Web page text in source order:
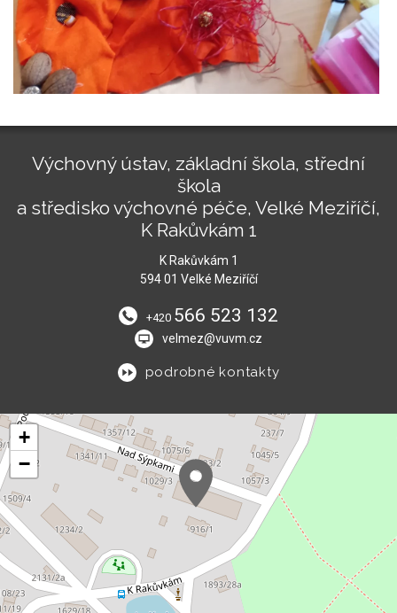
Výchovný ústav, základní škola, střední
škola
a středisko výchovné péče, Velké Meziříčí,
K Rakůvkám 1
K Rakůvkám 1
594 01 Velké Meziříčí
+420 566 523 132
velmez@vuvm.cz
podrobné kontakty
+
−